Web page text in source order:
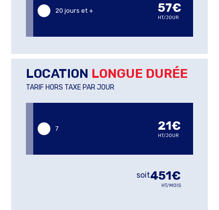
20 jours et + 57€
HT/JOUR
LOCATION LONGUE DURÉE
TARIF HORS TAXE PAR JOUR
7 21€
HT/JOUR
soit451€
HT/MOIS